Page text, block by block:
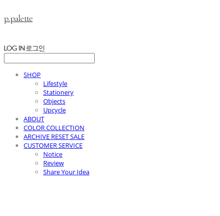
p.palette
LOG IN 로그인
SHOP
Lifestyle
Stationery
Objects
Upcycle
ABOUT
COLOR COLLECTION
ARCHIVE RESET SALE
CUSTOMER SERVICE
Notice
Review
Share Your Idea